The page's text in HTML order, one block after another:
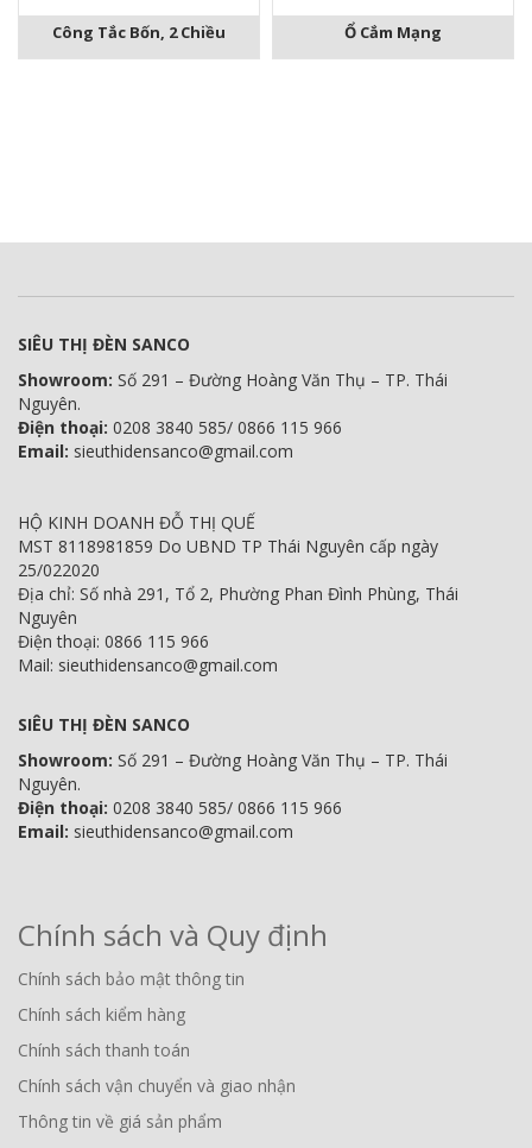
Công Tắc Bốn, 2 Chiều Ổ Cắm Mạng
SIÊU THỊ ĐÈN SANCO
Showroom: Số 291 – Đường Hoàng Văn Thụ – TP. Thái
Nguyên.
Điện thoại: 0208 3840 585/ 0866 115 966
Email: sieuthidensanco@gmail.com
HỘ KINH DOANH ĐỖ THỊ QUẾ
MST 8118981859 Do UBND TP Thái Nguyên cấp ngày
25/022020
Địa chỉ: Số nhà 291, Tổ 2, Phường Phan Đình Phùng, Thái
Nguyên
Điện thoại: 0866 115 966
Mail: sieuthidensanco@gmail.com
SIÊU THỊ ĐÈN SANCO
Showroom: Số 291 – Đường Hoàng Văn Thụ – TP. Thái
Nguyên.
Điện thoại: 0208 3840 585/ 0866 115 966
Email: sieuthidensanco@gmail.com
Chính sách và Quy định
Chính sách bảo mật thông tin
Chính sách kiểm hàng
Chính sách thanh toán
Chính sách vận chuyển và giao nhận
Thông tin về giá sản phẩm